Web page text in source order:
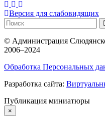
Версия для слабовидящих
© Администрация
2006–2024
Обработка Персональных
Разработка сайта:
Публикация миниатюры
×